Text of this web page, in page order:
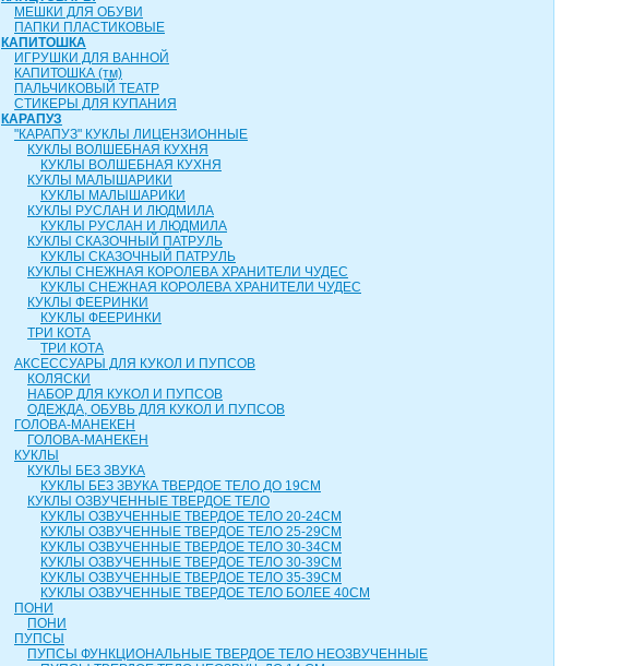
МЕШКИ ДЛЯ ОБУВИ
ПАПКИ ПЛАСТИКОВЫЕ
КАПИТОШКА
ИГРУШКИ ДЛЯ ВАННОЙ
КАПИТОШКА (тм)
ПАЛЬЧИКОВЫЙ ТЕАТР
СТИКЕРЫ ДЛЯ КУПАНИЯ
КАРАПУЗ
"КАРАПУЗ" КУКЛЫ ЛИЦЕНЗИОННЫЕ
КУКЛЫ ВОЛШЕБНАЯ КУХНЯ
КУКЛЫ ВОЛШЕБНАЯ КУХНЯ
КУКЛЫ МАЛЫШАРИКИ
КУКЛЫ МАЛЫШАРИКИ
КУКЛЫ РУСЛАН И ЛЮДМИЛА
КУКЛЫ РУСЛАН И ЛЮДМИЛА
КУКЛЫ СКАЗОЧНЫЙ ПАТРУЛЬ
КУКЛЫ СКАЗОЧНЫЙ ПАТРУЛЬ
КУКЛЫ СНЕЖНАЯ КОРОЛЕВА ХРАНИТЕЛИ ЧУДЕС
КУКЛЫ СНЕЖНАЯ КОРОЛЕВА ХРАНИТЕЛИ ЧУДЕС
КУКЛЫ ФЕЕРИНКИ
КУКЛЫ ФЕЕРИНКИ
ТРИ КОТА
ТРИ КОТА
АКСЕССУАРЫ ДЛЯ КУКОЛ И ПУПСОВ
КОЛЯСКИ
НАБОР ДЛЯ КУКОЛ И ПУПСОВ
ОДЕЖДА, ОБУВЬ ДЛЯ КУКОЛ И ПУПСОВ
ГОЛОВА-МАНЕКЕН
ГОЛОВА-МАНЕКЕН
КУКЛЫ
КУКЛЫ БЕЗ ЗВУКА
КУКЛЫ БЕЗ ЗВУКА ТВЕРДОЕ ТЕЛО ДО 19СМ
КУКЛЫ ОЗВУЧЕННЫЕ ТВЕРДОЕ ТЕЛО
КУКЛЫ ОЗВУЧЕННЫЕ ТВЕРДОЕ ТЕЛО 20-24СМ
КУКЛЫ ОЗВУЧЕННЫЕ ТВЕРДОЕ ТЕЛО 25-29СМ
КУКЛЫ ОЗВУЧЕННЫЕ ТВЕРДОЕ ТЕЛО 30-34СМ
КУКЛЫ ОЗВУЧЕННЫЕ ТВЕРДОЕ ТЕЛО 30-39СМ
КУКЛЫ ОЗВУЧЕННЫЕ ТВЕРДОЕ ТЕЛО 35-39СМ
КУКЛЫ ОЗВУЧЕННЫЕ ТВЕРДОЕ ТЕЛО БОЛЕЕ 40СМ
ПОНИ
ПОНИ
ПУПСЫ
ПУПСЫ ФУНКЦИОНАЛЬНЫЕ ТВЕРДОЕ ТЕЛО НЕОЗВУЧЕННЫЕ